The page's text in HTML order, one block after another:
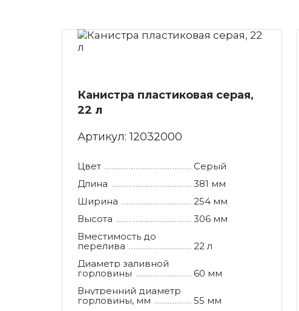
Канистра пластиковая серая,
22 л
Артикул:12032000
Цвет
Серый
Длина
381 мм
Ширина
254 мм
Высота
306 мм
Вместимость до
перелива
22 л
Диаметр заливной
горловины
60 мм
Внутренний диаметр
горловины, мм
55 мм